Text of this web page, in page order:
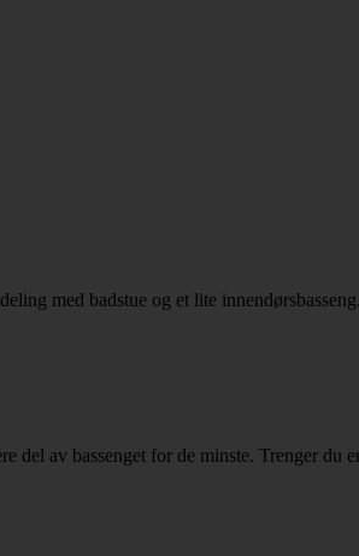
med badstue og et lite
av bassenget for de minste. Trenger du